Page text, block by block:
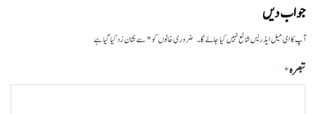
جواب دیں
آپ کا ای میل ایڈریس شائع نہیں کیا جائے گا۔ ضروری خانوں کو*سے نشان زد کیا گیا ہے
تبصرہ*